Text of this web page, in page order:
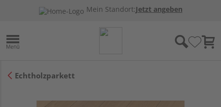
Mein Standort:Jetzt angeben
Echtholzparkett